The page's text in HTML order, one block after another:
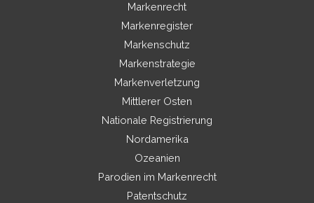
Markenrecht
Markenregister
Markenschutz
Markenstrategie
Markenverletzung
Mittlerer Osten
Nationale Registrierung
Nordamerika
Ozeanien
Parodien im Markenrecht
Patentschutz